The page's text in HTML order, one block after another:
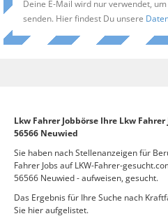
Deine E-Mail wird nur verwendet,
senden. Hier findest Du unsere
Lkw Fahrer Jobbörse Ihre Lkw
56566 Neuwied
Sie haben nach Stellenanzeigen für
Fahrer Jobs auf LKW-Fahrer-
56566 Neuwied - aufweisen, gesucht.
Das Ergebnis für Ihre Suche nach
Sie hier aufgelistet.